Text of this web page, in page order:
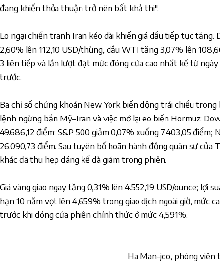
đang khiến thỏa thuận trở nên bất khả thi".
Lo ngại chiến tranh Iran kéo dài khiến giá dầu tiếp tục tăng.
2,60% lên 112,10 USD/thùng, dầu WTI tăng 3,07% lên
3 liên tiếp và lần lượt đạt mức đóng cửa cao nhất kể từ
trước.
Ba chỉ số chứng khoán New York biến động trái chiều
lệnh ngừng bắn Mỹ–Iran và việc mở lại eo biển Hormuz:
49.686,12 điểm; S&P 500 giảm 0,07% xuống 7.403,05 điểm;
26.090,73 điểm. Sau tuyên bố hoãn hành động quân sự của
khác đã thu hẹp đáng kể đà giảm trong phiên.
Giá vàng giao ngay tăng 0,31% lên 4.552,19 USD/ounce; lợi
hạn 10 năm vọt lên 4,659% trong giao dịch ngoài giờ, mức
trước khi đóng cửa phiên chính thức ở mức 4,591%.
Ha Man-joo, phóng